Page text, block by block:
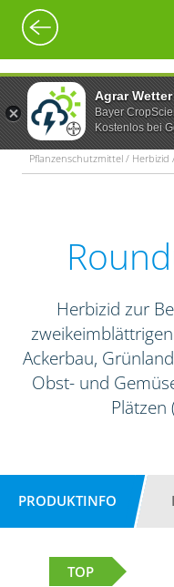
Agrar Wetter
Bayer
Kostenlos bei
Pflanzenschutzmittel /
Herbizid zur
Ackerbau,
Obst- und
PRODUKTINFO
TOP